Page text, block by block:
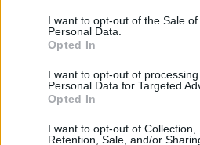
I want to opt-out of the Sale of
Personal Data.
Opted In
I want to opt-out of
Personal Data for Targeted
Opted In
I want to opt-out of Collection,
Retention, Sale, and/or
Buitenlandse interesse
Flamingo
Geen midweekse
is het plan van de Eredivisie
PSV haakte af voor Mats
miljoenentransfer legt